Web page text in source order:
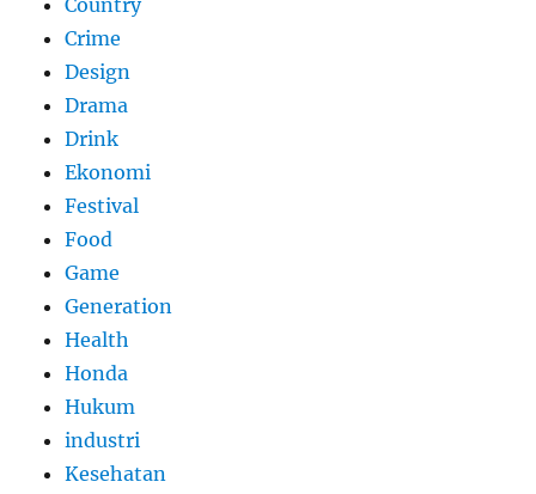
Country
Crime
Design
Drama
Drink
Ekonomi
Festival
Food
Game
Generation
Health
Honda
Hukum
industri
Kesehatan